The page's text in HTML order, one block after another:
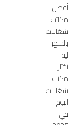
أفضل
مكاتب
شغالات
بالشهر
ليه
تختار
مكتب
شغالات
اليوم
في